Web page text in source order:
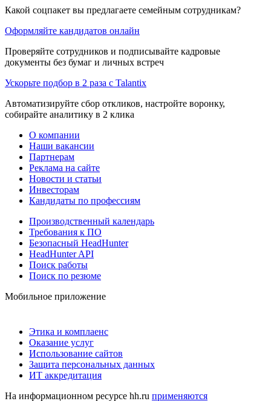
Какой соцпакет вы предлагаете семейным сотрудникам?
Оформляйте кандидатов онлайн
Проверяйте сотрудников и подписывайте кадровые
документы без бумаг и личных встреч
Ускорьте подбор в 2 раза с Talantix
Автоматизируйте сбор откликов, настройте воронку,
собирайте аналитику в 2 клика
О компании
Наши вакансии
Партнерам
Реклама на сайте
Новости и статьи
Инвесторам
Кандидаты по профессиям
Производственный календарь
Требования к ПО
Безопасный HeadHunter
HeadHunter API
Поиск работы
Поиск по резюме
Мобильное приложение
Этика и комплаенс
Оказание услуг
Использование сайтов
Защита персональных данных
ИТ аккредитация
На информационном ресурсе hh.ru применяются